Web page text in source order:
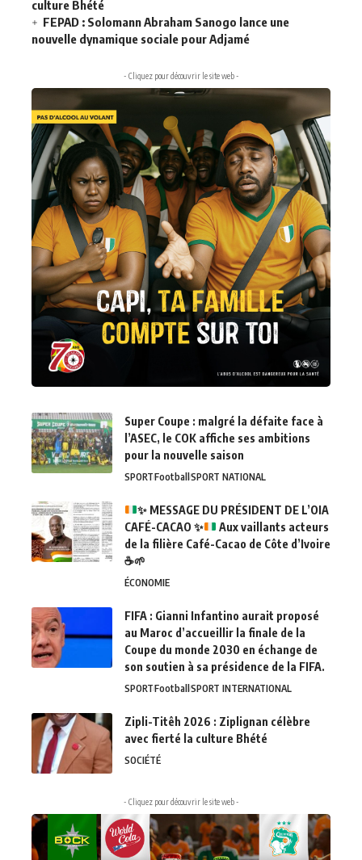
culture Bhété
FEPAD : Solomann Abraham Sanogo lance une
nouvelle dynamique sociale pour Adjamé
- Cliquez pour découvrir le site web -
Super Coupe : malgré la défaite face à
l’ASEC, le COK affiche ses ambitions
pour la nouvelle saison
SPORTFootballSPORT NATIONAL
✨MESSAGE DU PRÉSIDENT DE L’OIA
CAFÉ-CACAO ✨
Aux vaillants acteurs
de la filière Café-Cacao de Côte d’Ivoire
☕🌱
ÉCONOMIE
FIFA : Gianni Infantino aurait proposé
au Maroc d’accueillir la finale de la
Coupe du monde 2030 en échange de
son soutien à sa présidence de la FIFA.
SPORTFootballSPORT INTERNATIONAL
Zipli-Titêh 2026 : Ziplignan célèbre
avec fierté la culture Bhété
SOCIÉTÉ
- Cliquez pour découvrir le site web -